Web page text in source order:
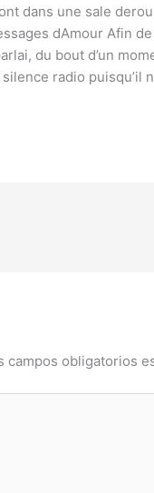
dans une sale
dAmour Afin
du bout d’un
radio puisqu’il
campos obligatorios